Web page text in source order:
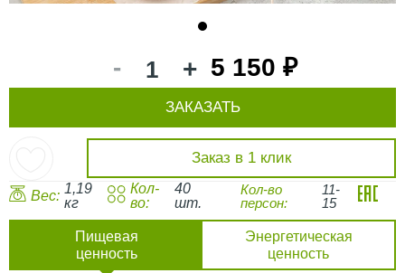
- + 5 150 ₽
Заказ в 1 клик
ЗАКАЗАТЬ
Вес: 1,19
кг
Кол-
во:
40
шт.
Кол-во
персон:
11-
15
Пищевая
ценность
Энергетическая
ценность